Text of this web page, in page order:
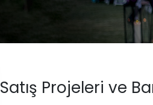
Satış Projeleri ve